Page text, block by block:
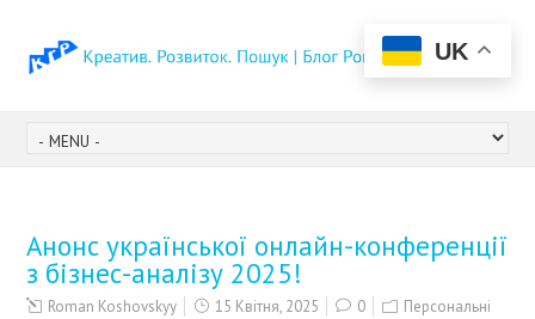
Анонс української онлайн-конференції
з бізнес-аналізу 2025!
Roman Koshovskyy 15 Квітня, 2025 0
Персональні
UK